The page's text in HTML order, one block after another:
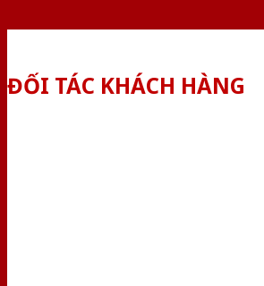
ĐỐI TÁC KHÁCH HÀNG